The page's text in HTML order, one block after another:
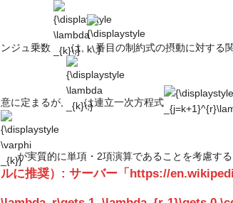
_{k}(-
v_{k}+\varphi _{k}
ンジュ乗数
\lambda
_{k}\,}
は,
番目の制約式の摂動に対する
意に定まるが,
{\displaystyle
\lambda
_{k}\,}
は連立一次方程式
L/\partial
v_{k}=)\sum
{\displaystyle
\varphi _{k}}
が実質的に単項・2項演算であることを考慮す
ルに推奨）: サーバー「https://